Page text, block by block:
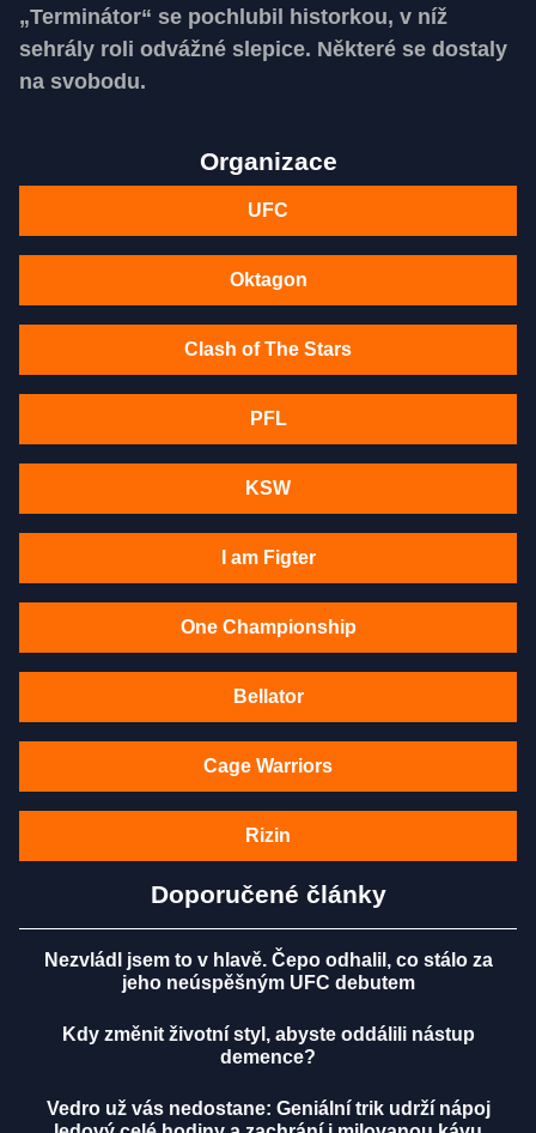
„Terminátor“ se pochlubil historkou, v níž
sehrály roli odvážné slepice. Některé se dostaly
na svobodu.
Organizace
UFC
Oktagon
Clash of The Stars
PFL
KSW
I am Figter
One Championship
Bellator
Cage Warriors
Rizin
Doporučené články
Nezvládl jsem to v hlavě. Čepo odhalil, co stálo za
jeho neúspěšným UFC debutem
Kdy změnit životní styl, abyste oddálili nástup
demence?
Vedro už vás nedostane: Geniální trik udrží nápoj